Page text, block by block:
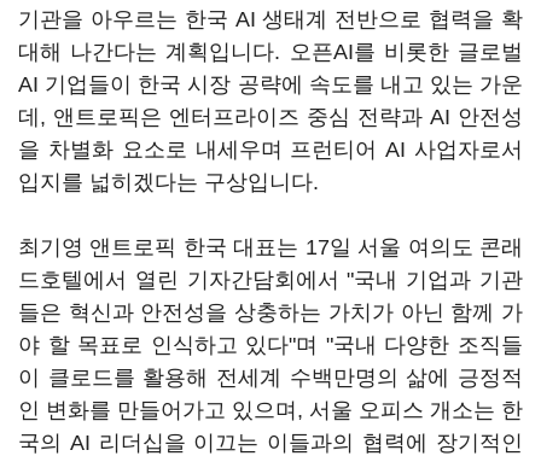
기관을 아우르는 한국 AI 생태계 전반으로 협력을 확
대해 나간다는 계획입니다. 오픈AI를 비롯한 글로벌
AI 기업들이 한국 시장 공략에 속도를 내고 있는 가운
데, 앤트로픽은 엔터프라이즈 중심 전략과 AI 안전성
을 차별화 요소로 내세우며 프런티어 AI 사업자로서
입지를 넓히겠다는 구상입니다.
최기영 앤트로픽 한국 대표는 17일 서울 여의도 콘래
드호텔에서 열린 기자간담회에서 "국내 기업과 기관
들은 혁신과 안전성을 상충하는 가치가 아닌 함께 가
야 할 목표로 인식하고 있다"며 "국내 다양한 조직들
이 클로드를 활용해 전세계 수백만명의 삶에 긍정적
인 변화를 만들어가고 있으며, 서울 오피스 개소는 한
국의 AI 리더십을 이끄는 이들과의 협력에 장기적인